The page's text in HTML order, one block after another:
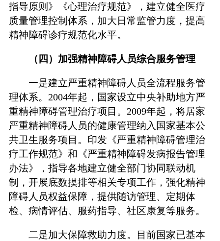
指导原则》《心理治疗规范》，建立健全医疗
质量管理控制体系，加大日常监管力度，提高
精神障碍诊疗规范化水平。
（四）加强精神障碍人员综合服务管理
一是建立严重精神障碍人员全流程服务管
理体系。2004年起，国家设立中央补助地方严
重精神障碍管理治疗项目。2009年起，将居家
严重精神障碍人员的健康管理纳入国家基本公
共卫生服务项目。印发《严重精神障碍管理治
疗工作规范》和《严重精神障碍发病报告管理
办法》，指导各地建立健全部门协同联动机
制，开展底数摸排等相关专项工作，强化精神
障碍人员权益保障，提供随访管理、定期体
检、病情评估、服药指导、社区康复等服务。
二是加大保障救助力度。目前国家已基本